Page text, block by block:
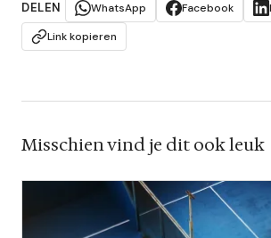
DELEN WhatsApp Facebook
Link kopieren
Misschien vind je dit ook leuk